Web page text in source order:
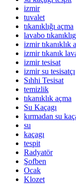
izmir
tuvalet
tıkanıklığı açma
lavabo
izmir tıkanıklık
izmir tıkanık
izmir tesisat
izmir su tesisatçı
Sıhhi Tesisat
temizlik
tıkanıklık açma
Su Kaçagı
kırmadan su
su
kaçagı
tespit
Radyatör
Şofben
Ocak
Klozet